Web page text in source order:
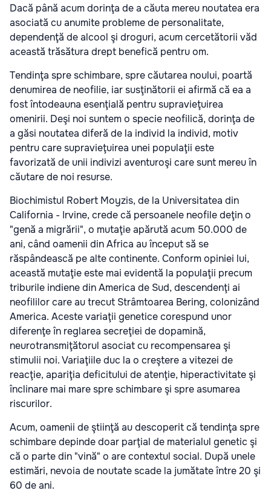
Dacă până acum dorinţa de a căuta mereu noutatea era
asociată cu anumite probleme de personalitate,
dependenţă de alcool şi droguri, acum cercetătorii văd
această trăsătura drept benefică pentru om.
Tendinţa spre schimbare, spre căutarea noului, poartă
denumirea de neofilie, iar susţinătorii ei afirmă că ea a
fost întodeauna esenţială pentru supravieţuirea
omenirii. Deşi noi suntem o specie neofilică, dorinţa de
a găsi noutatea diferă de la individ la individ, motiv
pentru care supravieţuirea unei populaţii este
favorizată de unii indivizi aventuroşi care sunt mereu în
căutare de noi resurse.
Biochimistul Robert Moyzis, de la Universitatea din
California - Irvine, crede că persoanele neofile deţin o
"genă a migrării", o mutaţie apărută acum 50.000 de
ani, când oamenii din Africa au început să se
răspândească pe alte continente. Conform opiniei lui,
această mutaţie este mai evidentă la populaţii precum
triburile indiene din America de Sud, descendenţi ai
neofililor care au trecut Strâmtoarea Bering, colonizând
America. Aceste variaţii genetice corespund unor
diferenţe în reglarea secreţiei de dopamină,
neurotransmiţătorul asociat cu recompensarea şi
stimulii noi. Variaţiile duc la o creştere a vitezei de
reacţie, apariţia deficitului de atenţie, hiperactivitate şi
înclinare mai mare spre schimbare şi spre asumarea
riscurilor.
Acum, oamenii de ştiinţă au descoperit că tendinţa spre
schimbare depinde doar parţial de materialul genetic şi
că o parte din "vină" o are contextul social. După unele
estimări, nevoia de noutate scade la jumătate între 20 şi
60 de ani.